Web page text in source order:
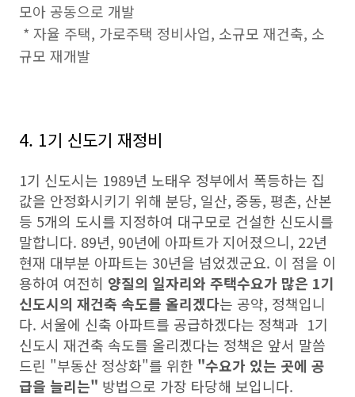
모아 공동으로 개발
* 자율 주택, 가로주택 정비사업, 소규모 재건축, 소
규모 재개발
4. 1기 신도기 재정비
1기 신도시는 1989년 노태우 정부에서 폭등하는 집
값을 안정화시키기 위해 분당, 일산, 중동, 평촌, 산본
등 5개의 도시를 지정하여 대구모로 건설한 신도시를
말합니다. 89년, 90년에 아파트가 지어졌으니, 22년
현재 대부분 아파트는 30년을 넘었겠군요. 이 점을 이
용하여 여전히 양질의 일자리와 주택수요가 많은 1기
신도시의 재건축 속도를 올리겠다는 공약, 정책입니
다. 서울에 신축 아파트를 공급하겠다는 정책과 1기
신도시 재건축 속도를 올리겠다는 정책은 앞서 말씀
드린 "부동산 정상화"를 위한 "수요가 있는 곳에 공
급을 늘리는" 방법으로 가장 타당해 보입니다.